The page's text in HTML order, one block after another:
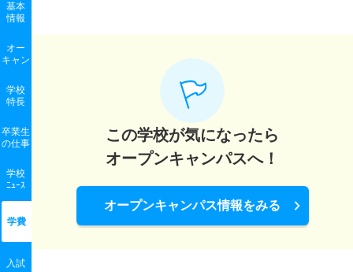
基本
情報
オー
キャン
学校
特長
卒業生
の仕事
学校
ﾆｭｰｽ
学費
入試
この学校が気になったら
オープンキャンパスへ！
オープンキャンパス情報をみる